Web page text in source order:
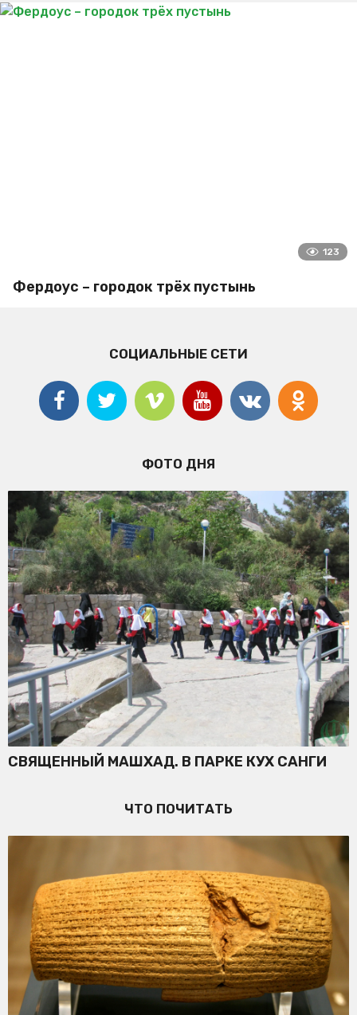
123
Фердоус – городок трёх пустынь
СОЦИАЛЬНЫЕ СЕТИ
ФОТО ДНЯ
СВЯЩЕННЫЙ МАШХАД. В ПАРКЕ КУХ САНГИ
ЧТО ПОЧИТАТЬ